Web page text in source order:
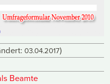
03.04.2017)
Beamte